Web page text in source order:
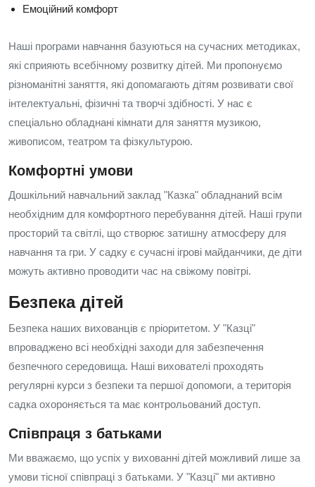
Емоційний комфорт
Наші програми навчання базуються на сучасних методиках,
які сприяють всебічному розвитку дітей. Ми пропонуємо
різноманітні заняття, які допомагають дітям розвивати свої
інтелектуальні, фізичні та творчі здібності. У нас є
спеціально обладнані кімнати для заняття музикою,
живописом, театром та фізкультурою.
Комфортні умови
Дошкільний навчальний заклад "Казка" обладнаний всім
необхідним для комфортного перебування дітей. Наші групи
просторий та світлі, що створює затишну атмосферу для
навчання та гри. У садку є сучасні ігрові майданчики, де діти
можуть активно проводити час на свіжому повітрі.
Безпека дітей
Безпека наших вихованців є пріоритетом. У "Казці"
впроваджено всі необхідні заходи для забезпечення
безпечного середовища. Наші вихователі проходять
регулярні курси з безпеки та першої допомоги, а територія
садка охороняється та має контрольований доступ.
Співпраця з батьками
Ми вважаємо, що успіх у вихованні дітей можливий лише за
умови тісної співпраці з батьками. У "Казці" ми активно